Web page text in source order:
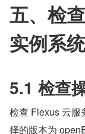
五、检
实例系
5.1 检查
检查 Flexus 云服
择的版本为